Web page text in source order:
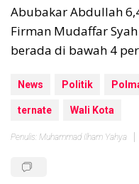
Abubakar Abdullah
Firman Mudaffar
berada di bawah 4
News Politik
ternate Wali Kota
Penulis: Muhammad Ilham Yahya